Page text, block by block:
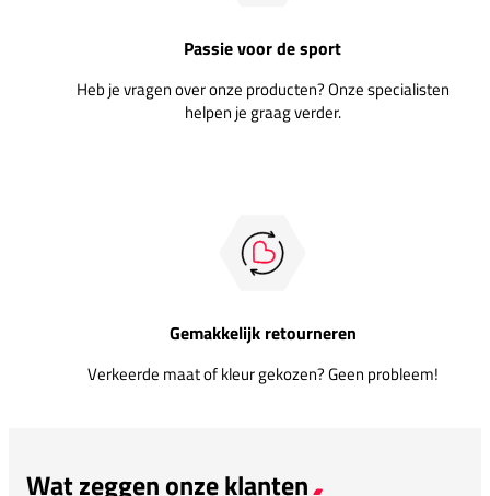
Passie voor de sport
Heb je vragen over onze producten? Onze specialisten
helpen je graag verder.
Gemakkelijk retourneren
Verkeerde maat of kleur gekozen? Geen probleem!
Wat zeggen onze klanten